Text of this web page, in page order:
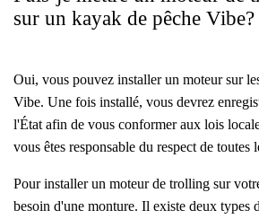
sur un kayak de pêche Vibe?
Oui, vous pouvez installer un moteur sur
Vibe. Une fois installé, vous devrez
l'État afin de vous conformer aux lois
vous êtes responsable du respect de toutes
Pour installer un moteur de trolling sur
besoin d'une monture. Il existe deux types